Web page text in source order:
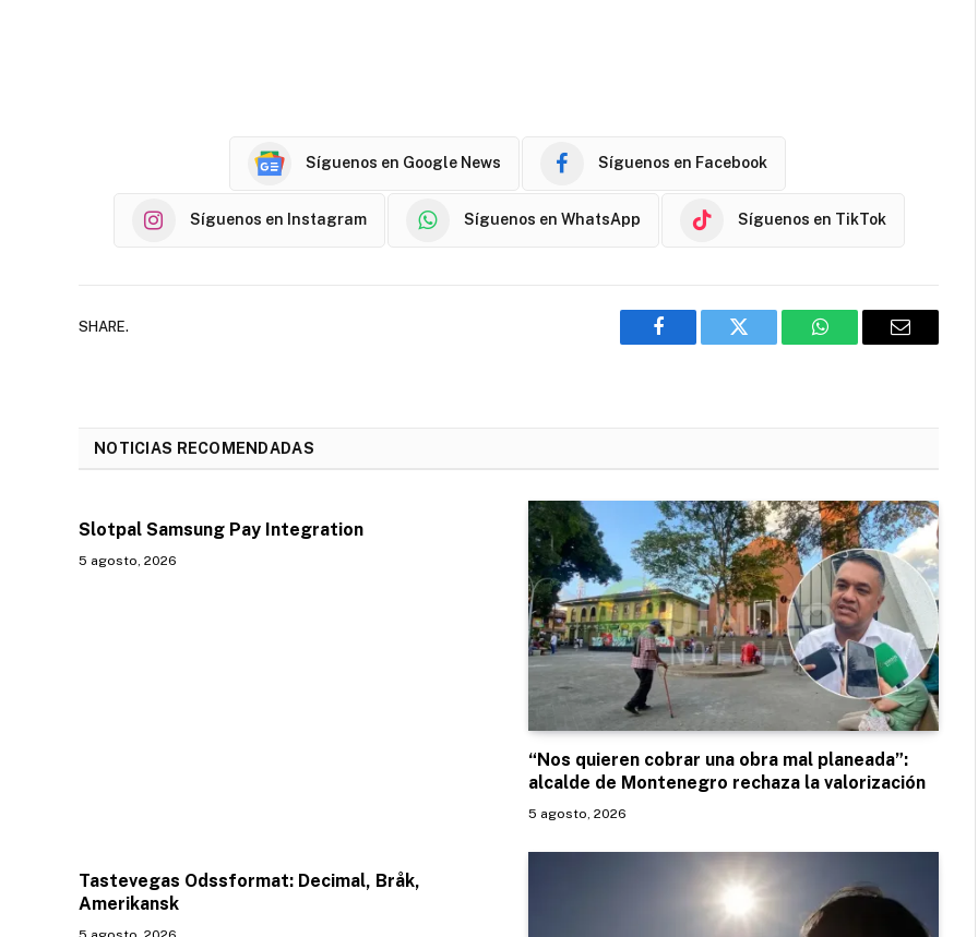
Síguenos en Google News Síguenos en Facebook
Síguenos en Instagram Síguenos en WhatsApp Síguenos en TikTok
SHARE.
Facebook Twitter WhatsAppEmail
NOTICIAS RECOMENDADAS
Slotpal Samsung Pay Integration
5 agosto, 2026
“Nos quieren cobrar una obra mal planeada”:
alcalde de Montenegro rechaza la valorización
5 agosto, 2026
Tastevegas Odssformat: Decimal, Bråk,
Amerikansk